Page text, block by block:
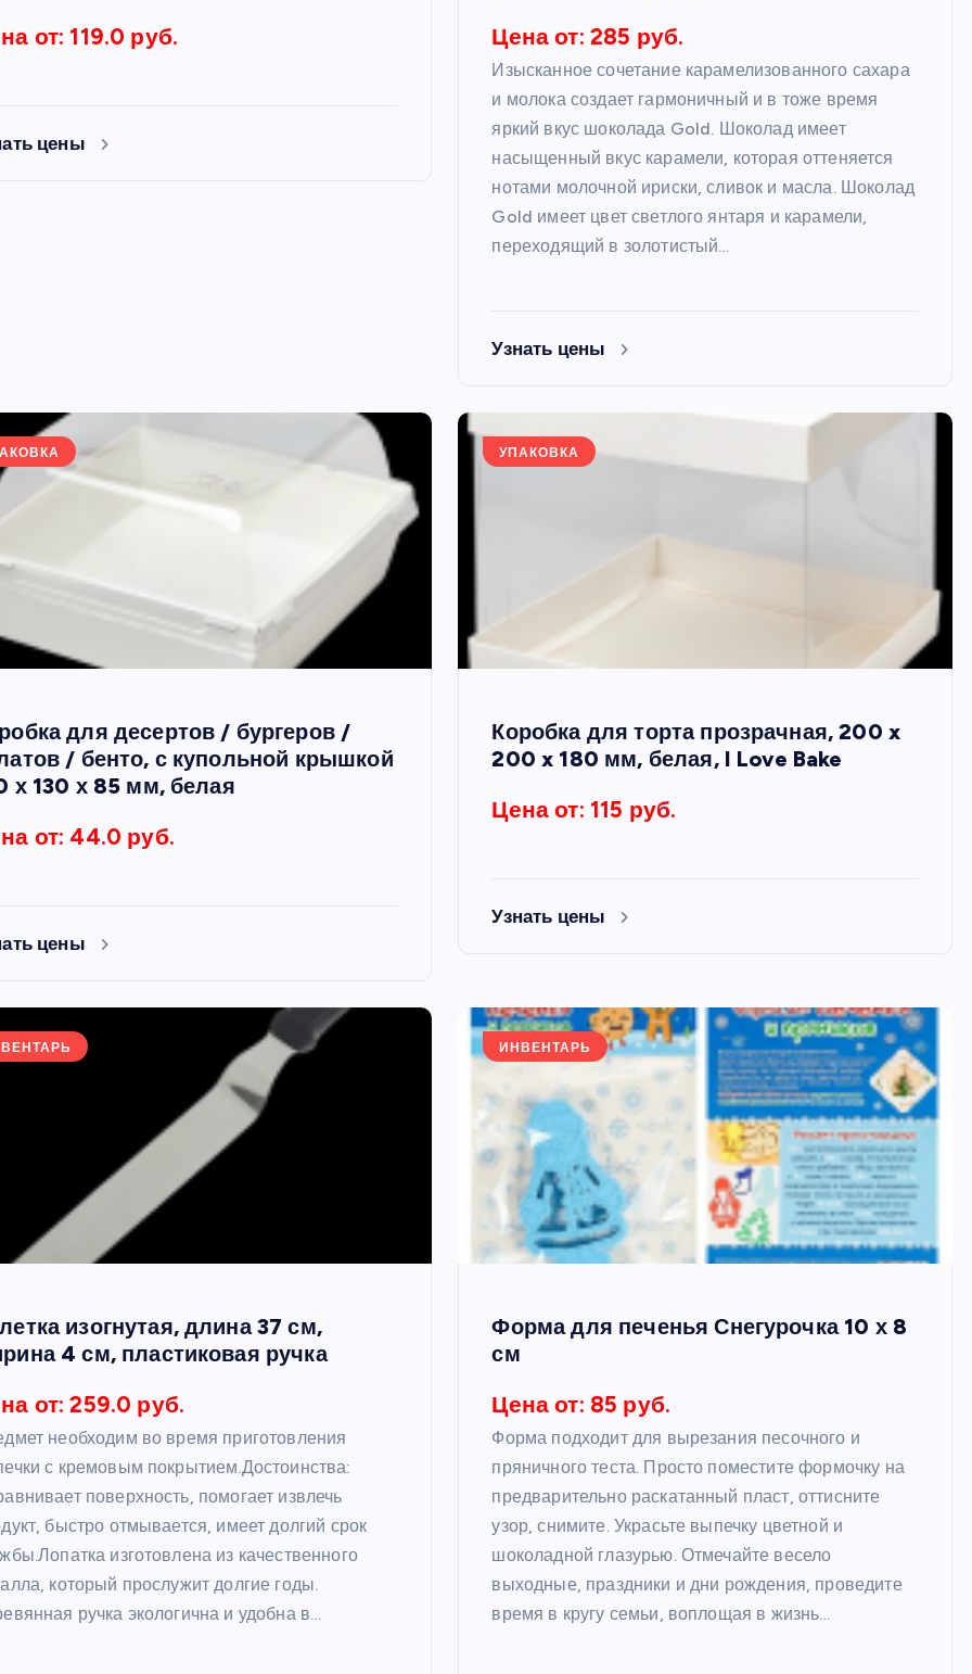
от: 119.0 руб.
цены
Цена от: 285 руб.
Изысканное сочетание карамелизованного сахара
и молока создает гармоничный и в тоже время
яркий вкус шоколада Gold. Шоколад имеет
насыщенный вкус карамели, которая оттеняется
нотами молочной ириски, сливок и масла. Шоколад
Gold имеет цвет светлого янтаря и карамели,
переходящий в золотистый…
Узнать цены
для десертов / бургеров /
/ бенто, с купольной крышкой
х 130 х 85 мм, белая
от: 44.0 руб.
цены
УПАКОВКА
Коробка для торта прозрачная, 200 x
200 x 180 мм, белая, I Love Bake
Цена от: 115 руб.
Узнать цены
изогнутая, длина 37 см,
4 см, пластиковая ручка
от: 259.0 руб.
необходим во время приготовления
с кремовым покрытием.Достоинства:
поверхность, помогает извлечь
быстро отмывается, имеет долгий срок
изготовлена из качественного
который прослужит долгие годы.
ручка экологична и удобна в…
ИНВЕНТАРЬ
Форма для печенья Снегурочка 10 х 8
см
Цена от: 85 руб.
Форма подходит для вырезания песочного и
пряничного теста. Просто поместите формочку на
предварительно раскатанный пласт, оттисните
узор, снимите. Украсьте выпечку цветной и
шоколадной глазурью. Отмечайте весело
выходные, праздники и дни рождения, проведите
время в кругу семьи, воплощая в жизнь…